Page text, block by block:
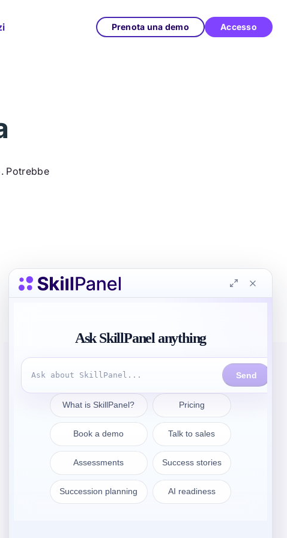
Prenota una demo Accesso
Potrebbe
Contattate
sales@skillpanel.com
Parlate con le vendite: